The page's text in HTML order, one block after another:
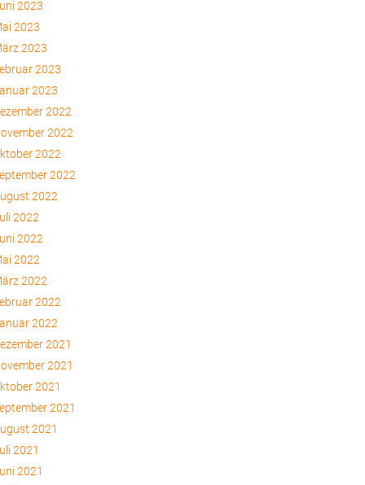
2023
2023
2023
2023
2023
2022
2022
2022
2022
2022
2022
2022
2022
2022
2022
2022
2021
2021
2021
2021
2021
2021
2021